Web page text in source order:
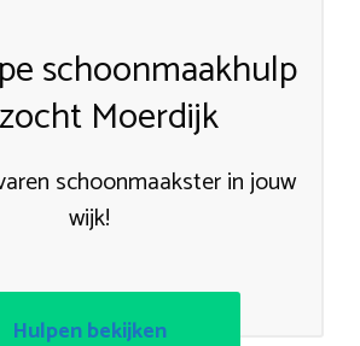
schoonmaakhulp
Moerdijk
schoonmaakster in jouw
wijk!
Hulpen bekijken